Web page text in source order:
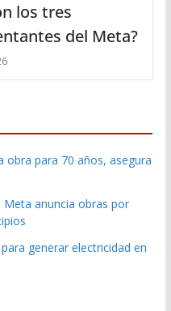
los tres
del Meta?
obra para 70 años, asegura
Meta anuncia obras por
generar electricidad en